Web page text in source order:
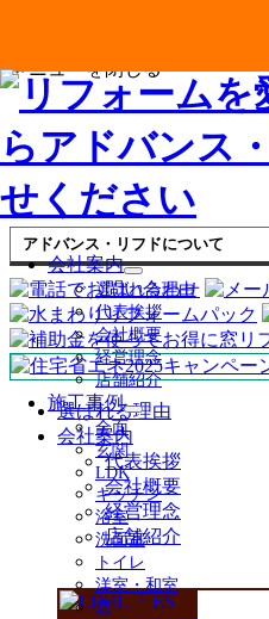
会社案内
サ
ブ
メ
ニ
ュ
ー
を
開
選ばれる理由
代表挨拶
会社概要
経営理念
店舗紹介
施工事例
サ
メ
ニ
ュ
ー
を
展
開
全面
玄関
LDK
キッチン
浴室
洗面室
トイレ
洋室・和室
窓
メニューを閉じる
アドバンス・リフドについて
選ばれる理由
会社案内
代表挨拶
会社概要
経営理念
店舗紹介